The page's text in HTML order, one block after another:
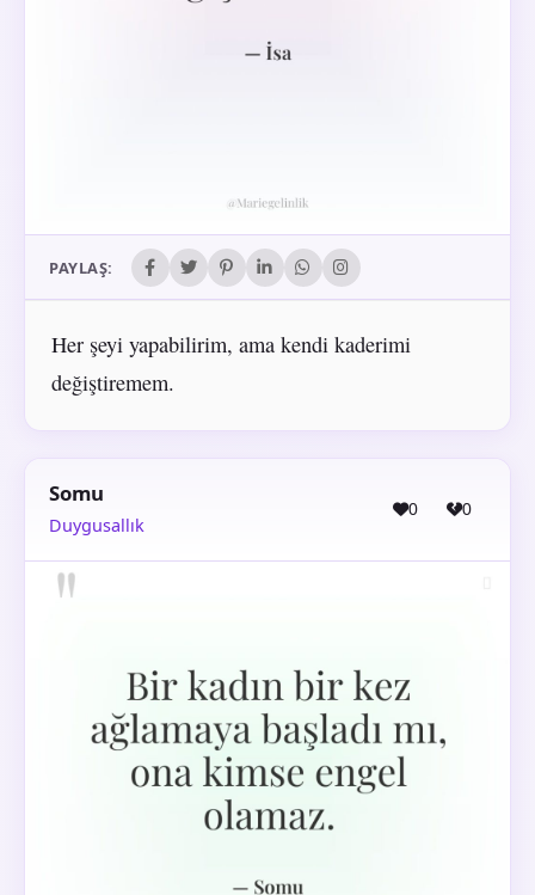
PAYLAŞ:
Her şeyi yapabilirim, ama kendi kaderimi
değiştiremem.
Somu
Duygusallık
0 0